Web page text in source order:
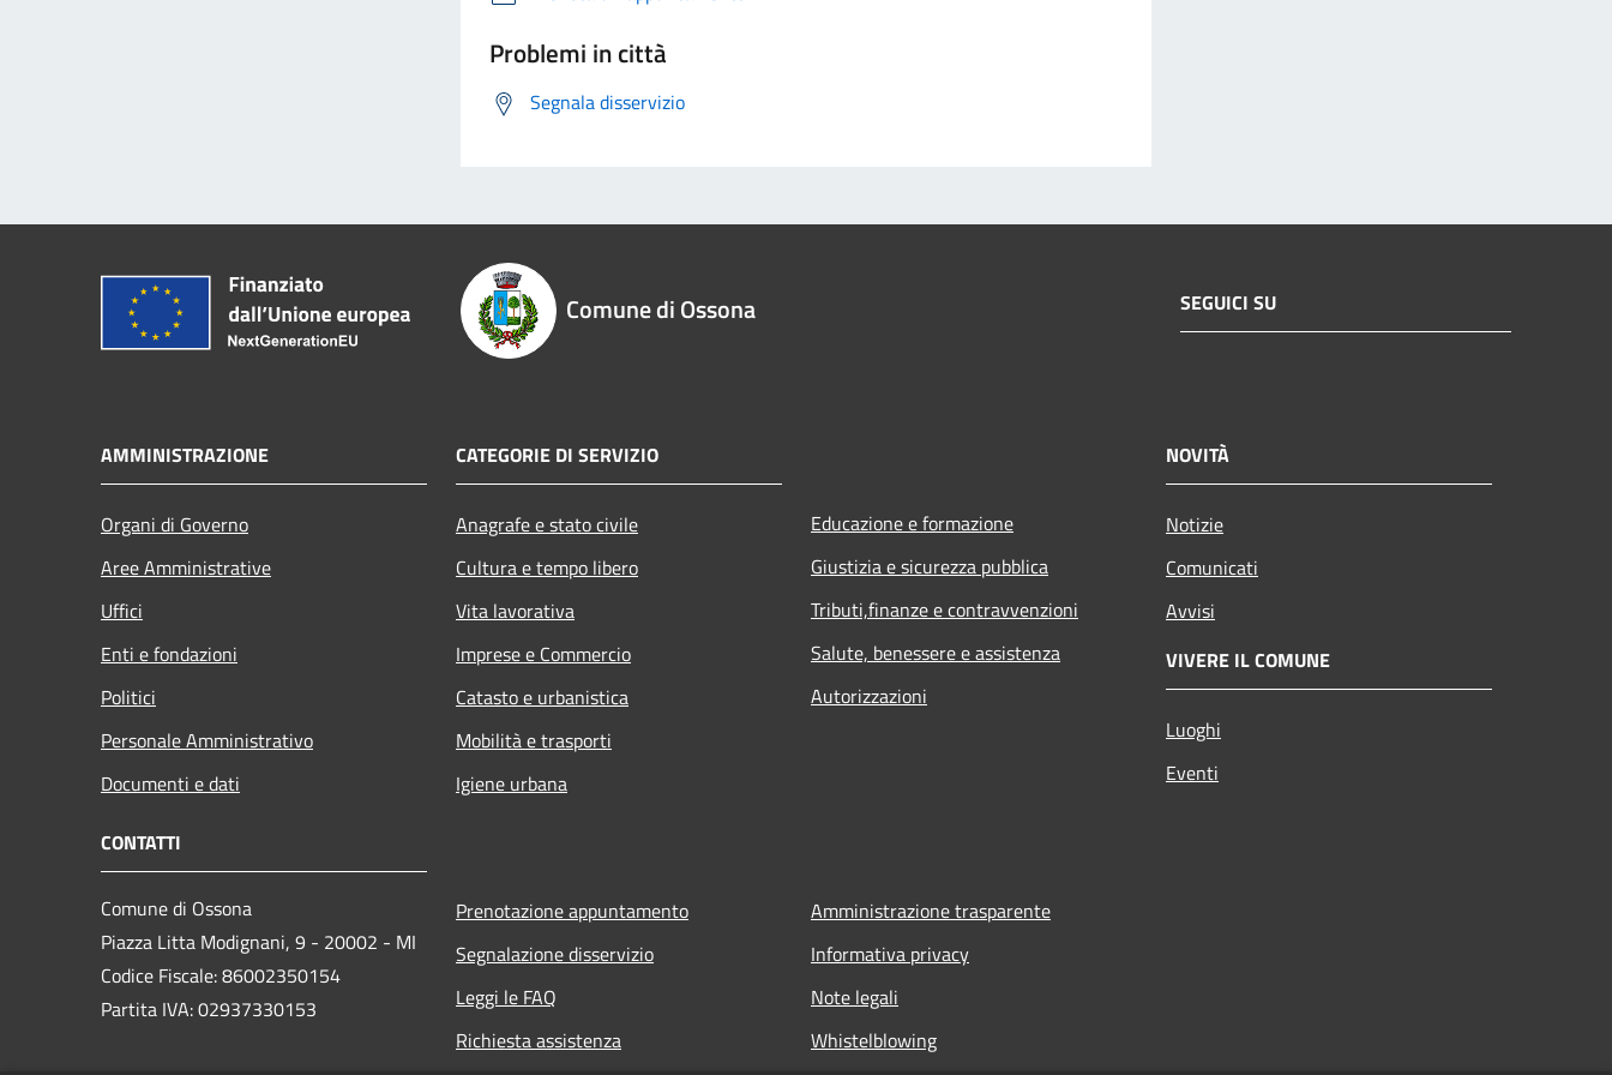
Problemi in città
Segnala disservizio
Comune di Ossona SEGUICI SU
AMMINISTRAZIONE
Organi di Governo
Aree Amministrative
Uffici
Enti e fondazioni
Politici
Personale Amministrativo
Documenti e dati
CATEGORIE DI SERVIZIO
Anagrafe e stato civile
Cultura e tempo libero
Vita lavorativa
Imprese e Commercio
Catasto e urbanistica
Mobilità e trasporti
Igiene urbana
Educazione e formazione
Giustizia e sicurezza pubblica
Tributi,finanze e contravvenzioni
Salute, benessere e assistenza
Autorizzazioni
NOVITÀ
Notizie
Comunicati
Avvisi
VIVERE IL COMUNE
Luoghi
Eventi
CONTATTI
Comune di Ossona
Piazza Litta Modignani, 9 - 20002 - MI
Codice Fiscale: 86002350154
Partita IVA: 02937330153
Prenotazione appuntamento
Segnalazione disservizio
Leggi le FAQ
Richiesta assistenza
Amministrazione trasparente
Informativa privacy
Note legali
Whistelblowing